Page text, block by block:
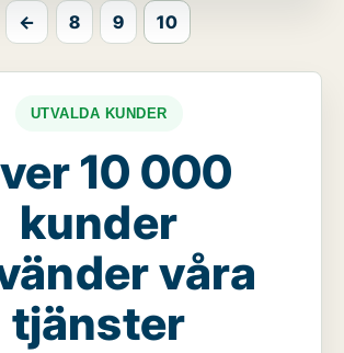
← 8 9 10
UTVALDA KUNDER
10 000
kunder
våra
tjänster